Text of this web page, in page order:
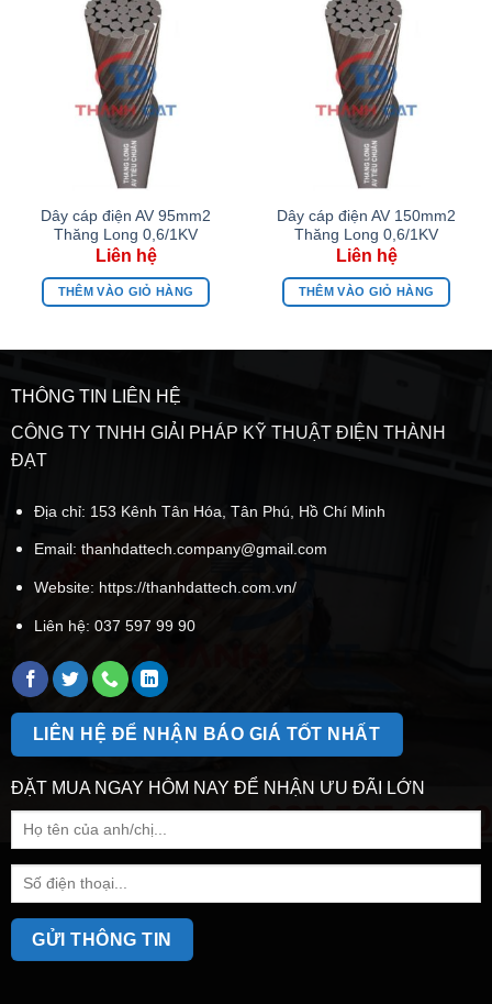
Dây cáp điện AV 95mm2
Thăng Long 0,6/1KV
THÊM VÀO GIỎ HÀNG
Dây cáp điện AV 150mm2
Thăng Long 0,6/1KV
THÊM VÀO GIỎ HÀNG
THÔNG TIN LIÊN HỆ
CÔNG TY TNHH GIẢI PHÁP KỸ THUẬT ĐIỆN THÀNH
ĐẠT
Địa chỉ: 153 Kênh Tân Hóa, Tân Phú, Hồ Chí Minh
Email: thanhdattech.company@gmail.com
Website: https://thanhdattech.com.vn/
Liên hệ: 037 597 99 90
LIÊN HỆ ĐỂ NHẬN BÁO GIÁ TỐT NHẤT
ĐẶT MUA NGAY HÔM NAY ĐỂ NHẬN ƯU ĐÃI LỚN